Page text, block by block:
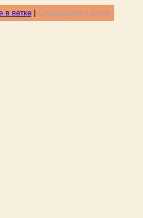
в ветке| Следующее в ветке